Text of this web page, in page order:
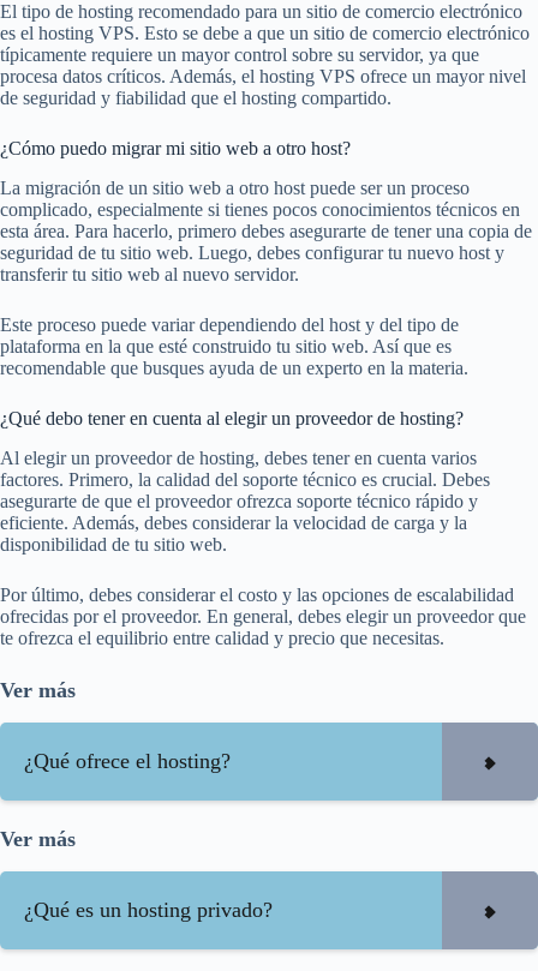
El tipo de hosting recomendado para un sitio de comercio electrónico
es el hosting VPS. Esto se debe a que un sitio de comercio electrónico
típicamente requiere un mayor control sobre su servidor, ya que
procesa datos críticos. Además, el hosting VPS ofrece un mayor nivel
de seguridad y fiabilidad que el hosting compartido.
¿Cómo puedo migrar mi sitio web a otro host?
La migración de un sitio web a otro host puede ser un proceso
complicado, especialmente si tienes pocos conocimientos técnicos en
esta área. Para hacerlo, primero debes asegurarte de tener una copia de
seguridad de tu sitio web. Luego, debes configurar tu nuevo host y
transferir tu sitio web al nuevo servidor.
Este proceso puede variar dependiendo del host y del tipo de
plataforma en la que esté construido tu sitio web. Así que es
recomendable que busques ayuda de un experto en la materia.
¿Qué debo tener en cuenta al elegir un proveedor de hosting?
Al elegir un proveedor de hosting, debes tener en cuenta varios
factores. Primero, la calidad del soporte técnico es crucial. Debes
asegurarte de que el proveedor ofrezca soporte técnico rápido y
eficiente. Además, debes considerar la velocidad de carga y la
disponibilidad de tu sitio web.
Por último, debes considerar el costo y las opciones de escalabilidad
ofrecidas por el proveedor. En general, debes elegir un proveedor que
te ofrezca el equilibrio entre calidad y precio que necesitas.
Ver más
¿Qué ofrece el hosting?
Ver más
¿Qué es un hosting privado?